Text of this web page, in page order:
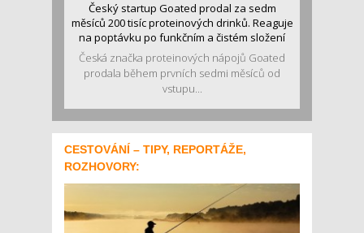
Český startup Goated prodal za sedm
měsíců 200 tisíc proteinových drinků. Reaguje
na poptávku po funkčním a čistém složení
Česká značka proteinových nápojů Goated
prodala během prvních sedmi měsíců od
vstupu...
CESTOVÁNÍ – TIPY, REPORTÁŽE,
ROZHOVORY: